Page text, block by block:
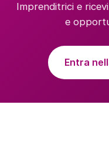
Imprenditrici e
e
Entra